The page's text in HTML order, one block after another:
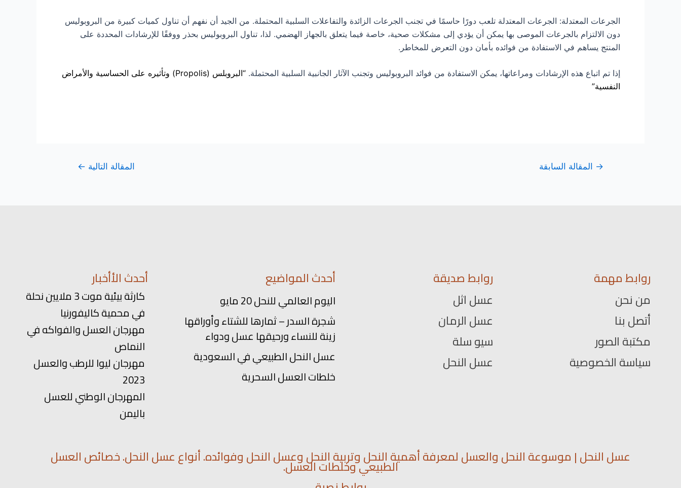
الجرعات المعتدلة: الجرعات المعتدلة تلعب دورًا حاسمًا في تجنب الجرعات الزائدة والتفاعلات السلبية المحتملة. من الجيد أن نفهم أن تناول كميات كبيرة من البروبوليس
دون الالتزام بالجرعات الموصى بها يمكن أن يؤدي إلى مشكلات صحية، خاصة فيما يتعلق بالجهاز الهضمي. لذا، تناول البروبوليس بحذر ووفقًا للإرشادات المحددة على
المنتج يساهم في الاستفادة من فوائده بأمان دون التعرض للمخاطر.
إذا تم اتباع هذه الإرشادات ومراعاتها، يمكن الاستفادة من فوائد البروبوليس وتجنب الآثار الجانبية السلبية المحتملة.
“البروبلس (Propolis) وتأثيره على الحساسية والأمراض
النفسية”
→ المقالة السابقة المقالة التالية ←
روابط مهمة
من نحن
أتصل بنا
مكتبة الصور
سياسة الخصوصية
روابط صديقة
عسل اثل
عسل الرمان
سيو سلة
عسل النحل
أحدث المواضيع
اليوم العالمي للنحل 20 مايو
شجرة السدر – ثمارها للشتاء وأوراقها
زينة للنساء ورحيقها عسل ودواء
عسل النحل الطبيعي في السعودية
خلطات العسل السحرية
أحدث الأأخبار
كارثة بيئية موت 3 ملايين نحلة
في محمية كاليفورنيا
مهرجان العسل والفواكه في
النماص
مهرجان ليوا للرطب والعسل
2023
المهرجان الوطني للعسل
باليمن
عسل النحل | موسوعة النحل والعسل لمعرفة أهمية النحل وتربية النحل وعسل النحل وفوائده. أنواع عسل النحل. خصائص العسل
الطبيعي وخلطات العسل.